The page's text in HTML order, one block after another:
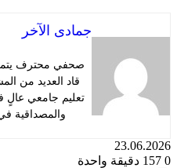
جمادى الآخر
صحفي محترف
قاد العديد من
تعليم جامعي عالٍ
والمصداقية
23.06.2026
0
دقيقة واحدة